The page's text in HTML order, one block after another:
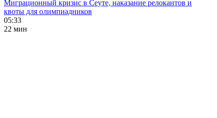
Миграционный кризис в Сеуте, наказание релокантов и
квоты для олимпиадников
05:33
22 мин